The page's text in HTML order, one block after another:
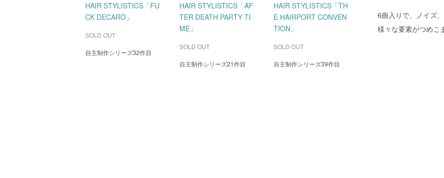
6曲入りで、ノイズ
様々な要素がつめこ
HAIR STYLISTICS「FU
CK DECARO」
SOLD OUT
自主制作シリーズ32作目
HAIR STYLISTICS「AF
TER DEATH PARTY TI
ME」
SOLD OUT
自主制作シリーズ21作目
HAIR STYLISTICS「TH
E HAIRPORT CONVEN
TION」
SOLD OUT
自主制作シリーズ39作目